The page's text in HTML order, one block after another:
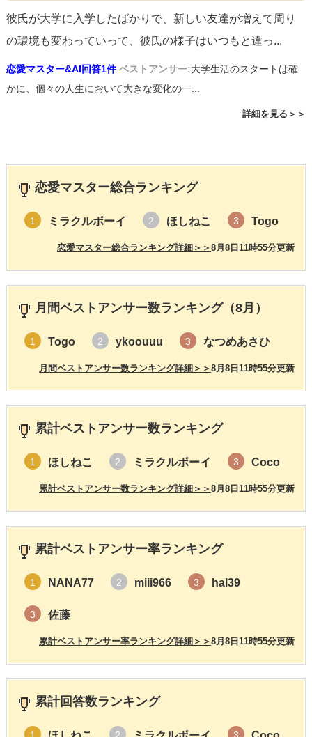
彼氏が大学に入学したばかりで、新しい友達が増えて周り
の環境も変わっていって、彼氏の様子はいつもと違っ...
恋愛マスター&AI回答1件 ベストアンサー:大学生活のスタートは確
かに、個々の人生において大きな変化の一...
詳細を見る＞＞
恋愛マスター総合ランキング
1 ミラクルボーイ 2 ほしねこ 3 Togo
8月8日11時55分更新
恋愛マスター総合ランキング詳細＞＞
月間ベストアンサー数ランキング（8月）
1 Togo 2 ykoouuu 3 なつめあさひ
8月8日11時55分更新
月間ベストアンサー数ランキング詳細＞＞
累計ベストアンサー数ランキング
1 ほしねこ 2 ミラクルボーイ 3 Coco
8月8日11時55分更新
累計ベストアンサー数ランキング詳細＞＞
累計ベストアンサー率ランキング
1 NANA77 2 miii966 3 hal39
3 佐藤
8月8日11時55分更新
累計ベストアンサー率ランキング詳細＞＞
累計回答数ランキング